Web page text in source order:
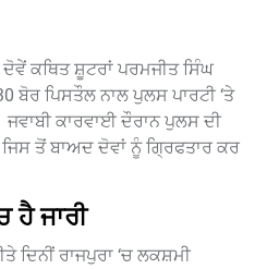
ਕਥਿਤ ਸ਼ੂਟਰਾਂ ਪਰਮਜੀਤ ਸਿੰਘ
ਪਿਸਤੌਲ ਨਾਲ ਪੁਲਸ ਪਾਰਟੀ ‘ਤੇ
ਕਾਰਵਾਈ ਦੌਰਾਨ ਪੁਲਸ ਦੀ
ਤੋਂ ਬਾਅਦ ਦੋਵਾਂ ਨੂੰ ਗ੍ਰਿਫਤਾਰ ਕਰ
ਹੈ ਜਾਰੀ
ਦਿਨੀਂ ਰਾਜਪੁਰਾ ‘ਚ ਲਕਸ਼ਮੀ